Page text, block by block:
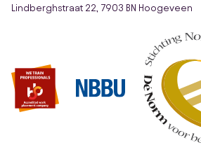
Lindberghstraat 22, 7903 BN Hoogeveen